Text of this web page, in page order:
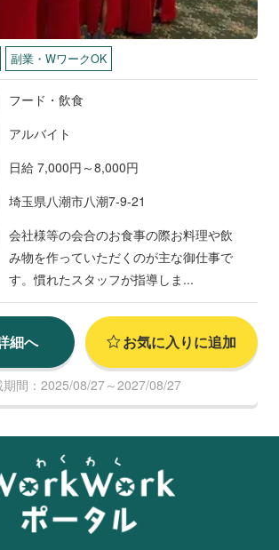
副業・WワークOK
フード・飲食
アルバイト
日給 7,000円～8,000円
埼玉県八潮市八潮7-9-21
会社様等の会合のお食事の際お料理や飲
み物を作っていただくのが主な御仕事で
す。慣れたスタッフが指導しま...
細へ お気に入りに追加
期間：2025/08/27～2027/08/27